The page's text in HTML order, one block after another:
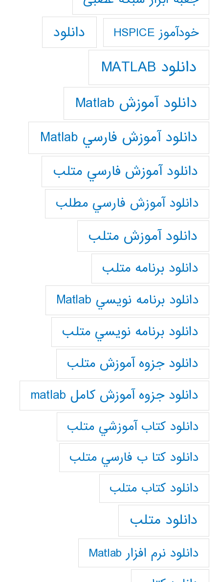
خودآموز HSPICE دانلود
دانلود MATLAB
دانلود آموزش Matlab
دانلود آموزش فارسي Matlab
دانلود آموزش فارسي متلب
دانلود آموزش فارسي مطلب
دانلود آموزش متلب
دانلود برنامه متلب
دانلود برنامه نويسي Matlab
دانلود برنامه نويسي متلب
دانلود جزوه آموزش متلب
دانلود جزوه آموزش کامل matlab
دانلود كتاب آموزشي متلب
دانلود كتا ب فارسي متلب
دانلود كتاب متلب
دانلود متلب
دانلود نرم افزار Matlab